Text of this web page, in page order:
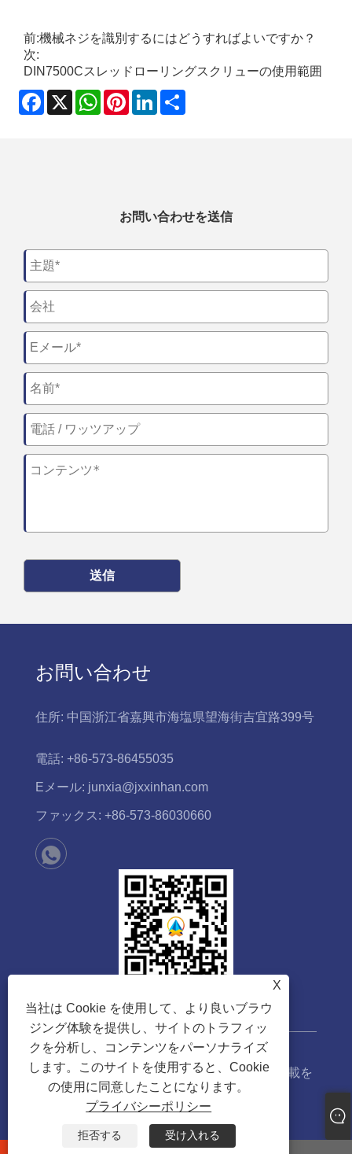
前:機械ネジを識別するにはどうすればよいですか？
次:
DIN7500Cスレッドローリングスクリューの使用範囲
Facebook
X WhatsApp
PinterestLinkedIn
お問い合わせを送信
送信
お問い合わせ
住所: 中国浙江省嘉興市海塩県望海街吉宜路399号
電話: +86-573-86455035
Eメール: junxia@jxxinhan.com
ファックス: +86-573-86030660
著作権 © 2023 嘉興新漢技術有限公司無断転載を
禁じます。
Links
Sitemap RSS
プライバシーポリシー
X
当社は Cookie を使用して、より良いブラウ
ジング体験を提供し、サイトのトラフィッ
クを分析し、コンテンツをパーソナライズ
します。このサイトを使用すると、Cookie
の使用に同意したことになります。
プライバシーポリシー
拒否する 受け入れる